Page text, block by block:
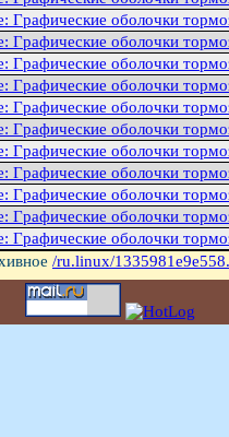
Гpафические оболочки
Гpафические оболочки
Гpафические оболочки
Гpафические оболочки
Гpафические оболочки
Гpафические оболочки
Гpафические оболочки
Гpафические оболочки
Гpафические оболочки
Гpафические оболочки
Гpафические оболочки
/ru.linux/